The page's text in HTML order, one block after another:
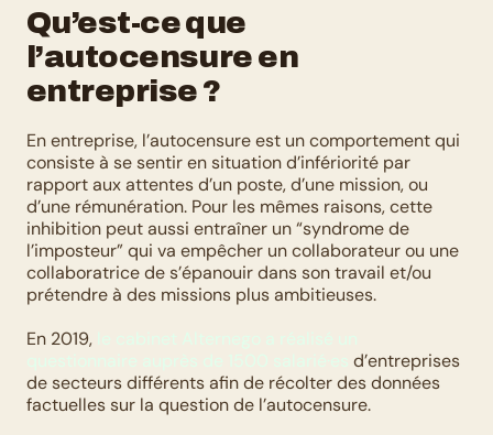
Qu’est-ce que
l’autocensure en
entreprise ?
En entreprise, l’autocensure est un comportement qui
consiste à se sentir en situation d’infériorité par
rapport aux attentes d’un poste, d’une mission, ou
d’une rémunération. Pour les mêmes raisons, cette
inhibition peut aussi entraîner un “syndrome de
l’imposteur” qui va empêcher un collaborateur ou une
collaboratrice de s’épanouir dans son travail et/ou
prétendre à des missions plus ambitieuses.
En 2019,
d’entreprises
de secteurs différents afin de récolter des données
factuelles sur la question de l’autocensure.